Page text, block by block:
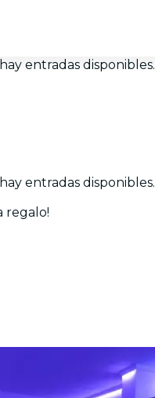
entradas disponibles.
entradas disponibles.
regalo!